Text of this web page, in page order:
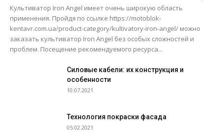
Культиватор Iron Angel имеет очень широкую область
применения. Пройдя по ссылке https://motoblok-
kentavr.com.ua/product-category/kultivatory-iron-angel/ можно
заказать культиватор Iron Angel без особых сложностей и
проблем. Посещение рекомендуемого ресурса...
Силовые кабели: их конструкция и
особенности
10.07.2021
Технология покраски фасада
05.02.2021